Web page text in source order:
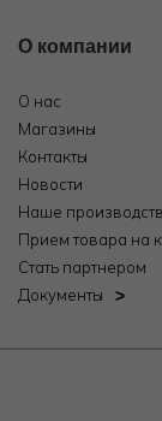
О компании
О нас
Магазины
Контакты
Новости
Наше
Прием товара на
Стать партнером
Документы